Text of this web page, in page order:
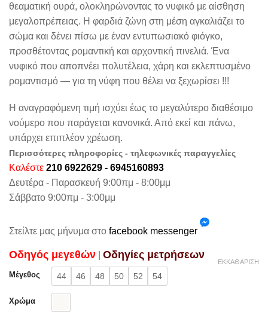
θεαματική ουρά, ολοκληρώνοντας το νυφικό με αίσθηση
μεγαλοπρέπειας. Η φαρδιά ζώνη στη μέση αγκαλιάζει το
σώμα και δένει πίσω με έναν εντυπωσιακό φιόγκο,
προσθέτοντας ρομαντική και αρχοντική πινελιά. Ένα
νυφικό που αποπνέει πολυτέλεια, χάρη και εκλεπτυσμένο
ρομαντισμό — για τη νύφη που θέλει να ξεχωρίσει !!!
Η αναγραφόμενη τιμή ισχύει έως το μεγαλύτερο διαθέσιμο
νούμερο που παράγεται κανονικά. Από εκεί και πάνω,
υπάρχει επιπλέον χρέωση.
Περισσότερες πληροφορίες - τηλεφωνικές παραγγελίες
Καλέστε 210 6922629 - 6945160893
Δευτέρα - Παρασκευή 9:00πμ - 8:00μμ
Σάββατο 9:00πμ - 3:00μμ
Στείλτε μας μήνυμα στο facebook messenger
Oδηγός μεγεθών Oδηγίες μετρήσεων
Μέγεθος 44 46 48 50 52 54
Χρώμα
ΕΚΚΑΘΆΡΙΣΗ